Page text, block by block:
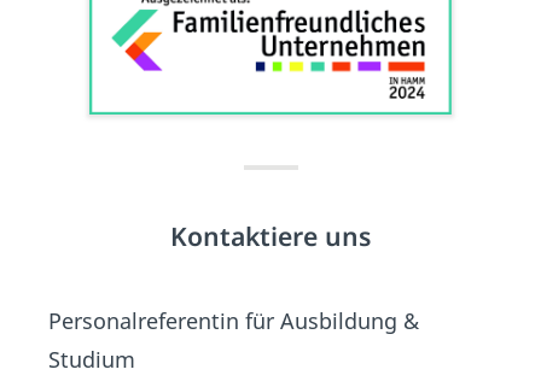
Kontaktiere uns
Personalreferentin für Ausbildung &
Studium